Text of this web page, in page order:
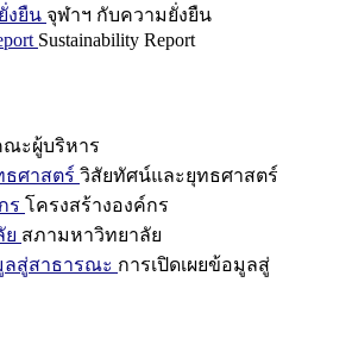
งยืน จุฬาฯ กับความยั่งยืน
Sustainability Report
ณะผู้บริหาร
ศาสตร์ วิสัยทัศน์และยุทธศาสตร์
ร โครงสร้างองค์กร
ย สภามหาวิทยาลัย
ลสู่สาธารณะ การเปิดเผยข้อมูลสู่